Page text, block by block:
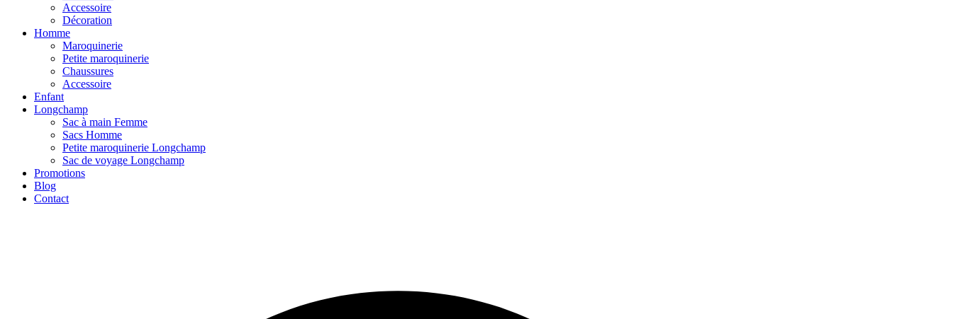
Accessoire
Décoration
Homme
Maroquinerie
Petite maroquinerie
Chaussures
Accessoire
Enfant
Longchamp
Sac à main Femme
Sacs Homme
Petite maroquinerie Longchamp
Sac de voyage Longchamp
Promotions
Blog
Contact